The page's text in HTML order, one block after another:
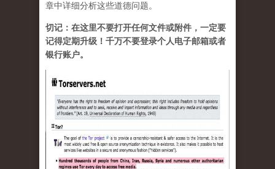
章中详细分析这些道德问题。
切记：在这里不要打开任何文件或附件，一定要
记得定期升级！千万不要登录个人电子邮箱或者
银行账户。